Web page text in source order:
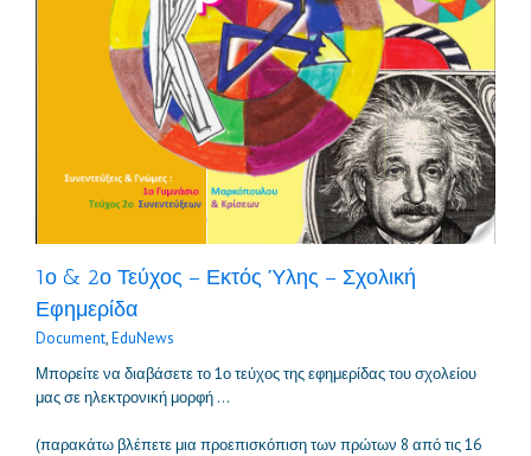
1ο & 2ο Τεύχος – Εκτός Ύλης – Σχολική
Εφημερίδα
Document,EduNews
Μπορείτε να διαβάσετε το 1ο τεύχος της εφημερίδας του σχολείου
μας σε ηλεκτρονική μορφή …
(παρακάτω βλέπετε μια προεπισκόπιση των πρώτων 8 από τις 16